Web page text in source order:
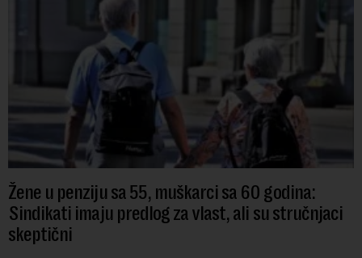
Žene u penziju sa 55, muškarci sa 60 godina:
Sindikati imaju predlog za vlast, ali su stručnjaci
skeptični